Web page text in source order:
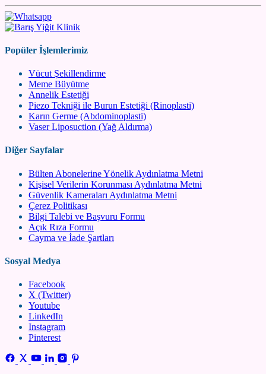
Popüler İşlemlerimiz
Vücut Şekillendirme
Meme Büyütme
Annelik Estetiği
Piezo Tekniği ile Burun Estetiği (Rinoplasti)
Karın Germe (Abdominoplasti)
Vaser Liposuction (Yağ Aldırma)
Diğer Sayfalar
Bülten Abonelerine Yönelik Aydınlatma Metni
Kişisel Verilerin Korunması Aydınlatma Metni
Güvenlik Kameraları Aydınlatma Metni
Çerez Politikası
Bilgi Talebi ve Başvuru Formu
Açık Rıza Formu
Cayma ve İade Şartları
Sosyal Medya
Facebook
X (Twitter)
Youtube
LinkedIn
Instagram
Pinterest